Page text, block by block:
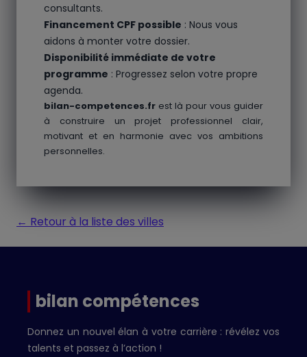
consultants.
Financement CPF possible : Nous vous
aidons à monter votre dossier.
Disponibilité immédiate de votre
programme : Progressez selon votre propre
agenda.
bilan-competences.fr est là pour vous guider
à construire un projet professionnel clair,
motivant et en harmonie avec vos ambitions
personnelles.
← Retour à la liste des villes
bilan compétences
Donnez un nouvel élan à votre carrière : révélez vos
talents et passez à l’action !